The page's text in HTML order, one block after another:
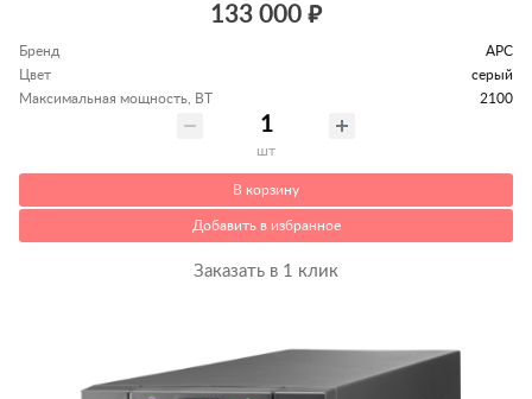
133 000 ₽
Бренд
APC
Цвет
серый
Максимальная мощность, ВТ
2100
шт
В корзину
Добавить в избранное
Заказать в 1 клик